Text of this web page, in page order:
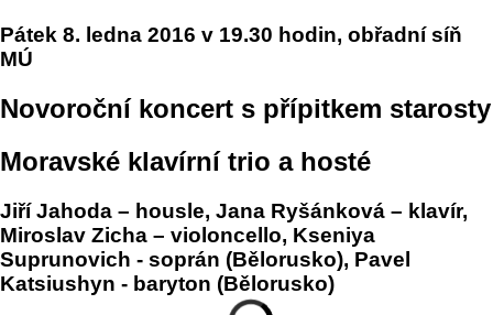
Pátek 8. ledna 2016 v 19.30 hodin, obřadní síň
MÚ
Novoroční koncert s přípitkem starosty
Moravské klavírní trio a hosté
Jiří Jahoda – housle, Jana Ryšánková – klavír,
Miroslav Zicha – violoncello, Kseniya
Suprunovich - soprán (Bělorusko), Pavel
Katsiushyn - baryton (Bělorusko)